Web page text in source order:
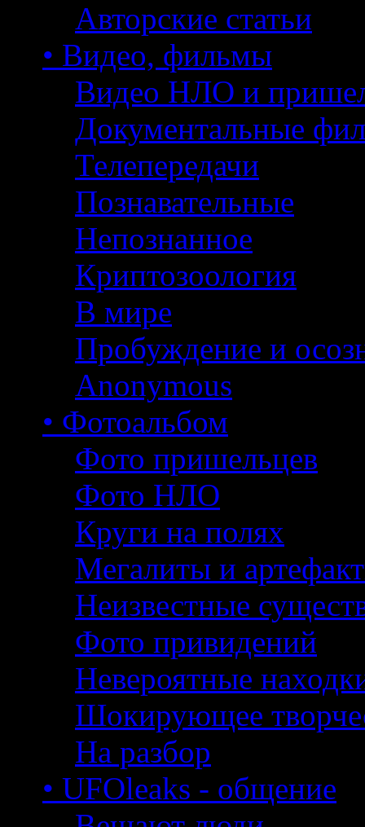
Авторские статьи
• Видео, фильмы
Видео НЛО и
Документальные
Телепередачи
Познавательные
Непознанное
Криптозоология
В мире
Пробуждение и
Anonymous
• Фотоальбом
Фото пришельцев
Фото НЛО
Круги на полях
Мегалиты и
Неизвестные
Фото привидений
Невероятные
Шокирующее
На разбор
• UFOleaks - общение